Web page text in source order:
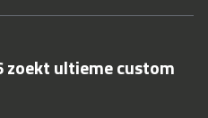
zoekt ultieme custom